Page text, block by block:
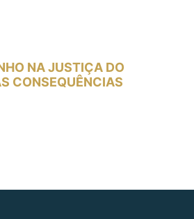
NA JUSTIÇA DO
CONSEQUÊNCIAS